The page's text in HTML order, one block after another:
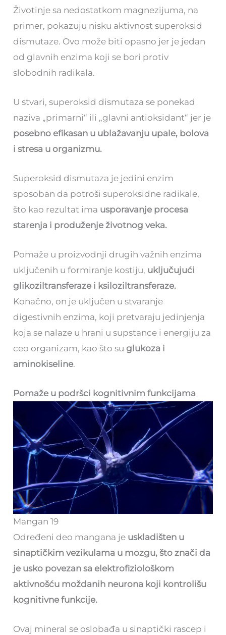
Životinje sa nedostatkom magnezijuma, na
primer, pokazuju nisku aktivnost superoksid
dismutaze. Ovo može biti opasno jer je jedan
od glavnih enzima koji se bori protiv
slobodnih radikala.
U stvari, superoksid dismutaza se ponekad
naziva „primarni“ ili „glavni antioksidant“ jer je
posebno efikasan u ublažavanju upale, bolova
i stresa u organizmu.
Superoksid dismutaza je jedini enzim
sposoban da potroši superoksidne radikale,
što kao rezultat ima usporavanje procesa
starenja i produženje životnog veka.
Pomaže u proizvodnji drugih važnih enzima
uključenih u formiranje kostiju, uključujući
glikoziltransferaze i ksiloziltransferaze.
Konačno, on je uključen u stvaranje
digestivnih enzima, koji pretvaraju jedinjenja
koja se nalaze u hrani u supstance i energiju za
ceo organizam, kao što su glukoza i
aminokiseline.
Pomaže u podršci kognitivnim funkcijama
Mangan 19
Određeni deo mangana je uskladišten u
sinaptičkim vezikulama u mozgu, što znači da
je usko povezan sa elektrofiziološkom
aktivnošću moždanih neurona koji kontrolišu
kognitivne funkcije.
Ovaj mineral se oslobađa u sinaptički rascep i